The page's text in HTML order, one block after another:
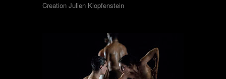
Creation Julien Klopfenstein